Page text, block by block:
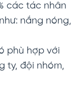
các tác nhân
nắng nóng,
phù hợp với
ty, đội nhóm,